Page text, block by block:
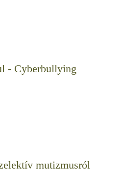
- Cyberbullying
mutizmusról